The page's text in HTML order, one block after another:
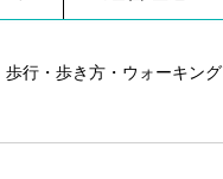
歩行・歩き方・ウォーキング